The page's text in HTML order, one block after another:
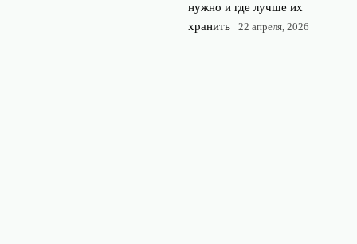
нужно и где лучше их
хранить
22 апреля, 2026